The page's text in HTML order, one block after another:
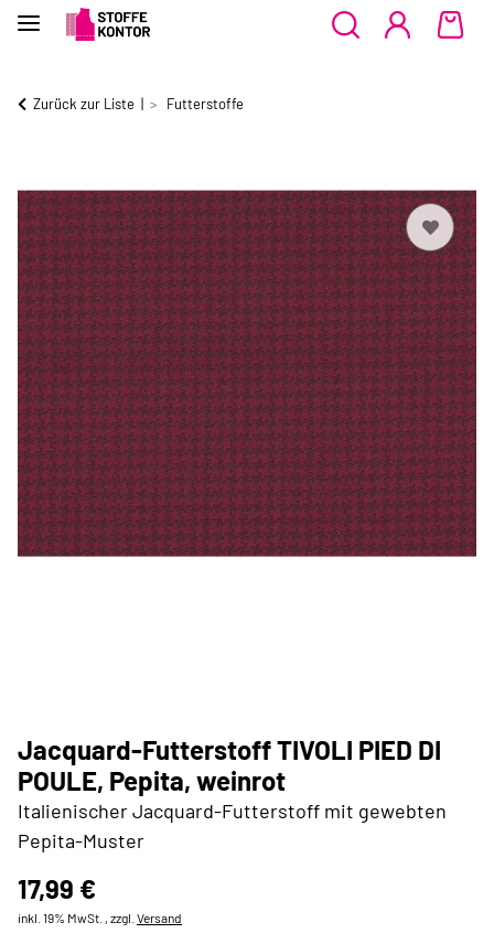
Zurück zur Liste Futterstoffe
Jacquard-Futterstoff TIVOLI PIED DI
POULE, Pepita, weinrot
Italienischer Jacquard-Futterstoff mit gewebten
Pepita-Muster
17,99 €
inkl. 19% MwSt. , zzgl. Versand